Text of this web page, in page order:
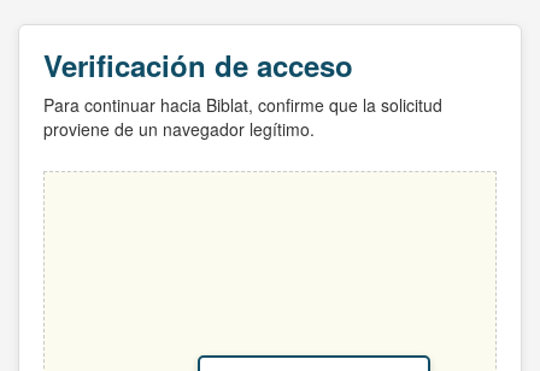
Verificación de acceso
Para continuar hacia Biblat, confirme que la solicitud
proviene de un navegador legítimo.